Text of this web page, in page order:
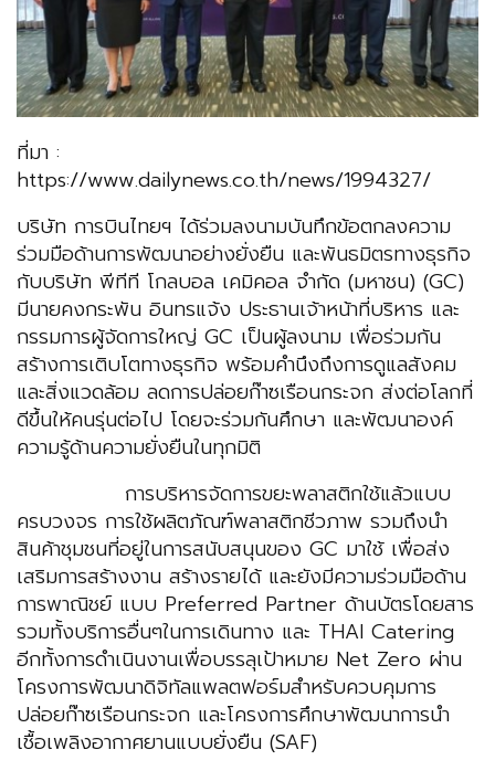
ที่มา :
https://www.dailynews.co.th/news/1994327/
บริษัท การบินไทยฯ ได้ร่วมลงนามบันทึกข้อตกลงความ
ร่วมมือด้านการพัฒนาอย่างยั่งยืน และพันธมิตรทางธุรกิจ
กับบริษัท พีทีที โกลบอล เคมิคอล จำกัด (มหาชน) (GC)
มีนายคงกระพัน อินทรแจ้ง ประธานเจ้าหน้าที่บริหาร และ
กรรมการผู้จัดการใหญ่ GC เป็นผู้ลงนาม เพื่อร่วมกัน
สร้างการเติบโตทางธุรกิจ พร้อมคำนึงถึงการดูแลสังคม
และสิ่งแวดล้อม ลดการปล่อยก๊าซเรือนกระจก ส่งต่อโลกที่
ดีขึ้นให้คนรุ่นต่อไป โดยจะร่วมกันศึกษา และพัฒนาองค์
ความรู้ด้านความยั่งยืนในทุกมิติ
การบริหารจัดการขยะพลาสติกใช้แล้วแบบ
ครบวงจร การใช้ผลิตภัณฑ์พลาสติกชีวภาพ รวมถึงนำ
สินค้าชุมชนที่อยู่ในการสนับสนุนของ GC มาใช้ เพื่อส่ง
เสริมการสร้างงาน สร้างรายได้ และยังมีความร่วมมือด้าน
การพาณิชย์ แบบ Preferred Partner ด้านบัตรโดยสาร
รวมทั้งบริการอื่นๆในการเดินทาง และ THAI Catering
อีกทั้งการดำเนินงานเพื่อบรรลุเป้าหมาย Net Zero ผ่าน
โครงการพัฒนาดิจิทัลแพลตฟอร์มสำหรับควบคุมการ
ปล่อยก๊าซเรือนกระจก และโครงการศึกษาพัฒนาการนำ
เชื้อเพลิงอากาศยานแบบยั่งยืน (SAF)